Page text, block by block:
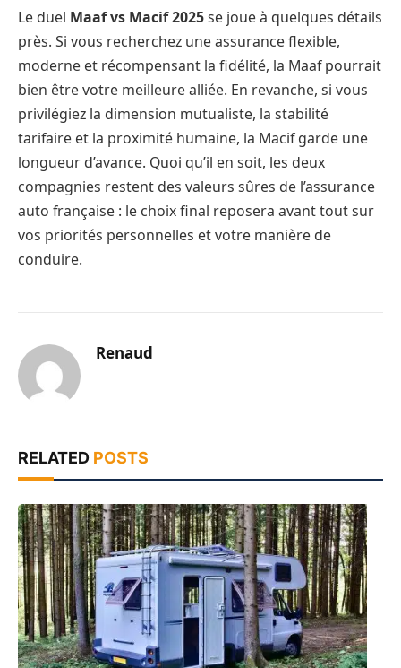
Le duel Maaf vs Macif 2025se joue à quelques détails
près. Si vous recherchez une assurance flexible,
moderne et récompensant la fidélité, la Maaf pourrait
bien être votre meilleure alliée. En revanche, si vous
privilégiez la dimension mutualiste, la stabilité
tarifaire et la proximité humaine, la Macif garde une
longueur d’avance. Quoi qu’il en soit, les deux
compagnies restent des valeurs sûres de l’assurance
auto française : le choix final reposera avant tout sur
vos priorités personnelles et votre manière de
conduire.
Renaud
RELATED POSTS